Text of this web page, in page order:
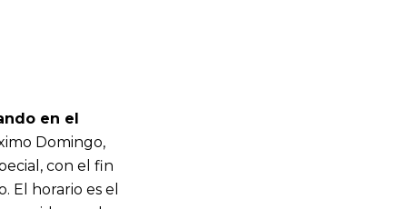
en el
Domingo,
con el fin
horario es el